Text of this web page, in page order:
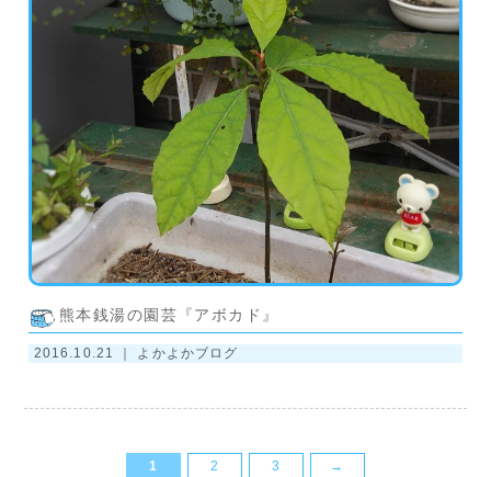
熊本銭湯の園芸『アボカド』
2016.10.21 ｜ よかよかブログ
1 2 3 →